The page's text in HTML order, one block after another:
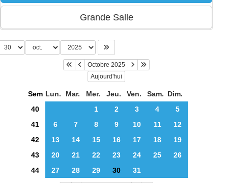
Octobre 2025
Aujourd'hui
Sem Lun. Mar. Mer. Jeu. Ven. Sam. Dim.
40
1 2 3 4
5
41
6 7 8 9 10 11
12
42
13 14 15 16 17 18
19
43
20 21 22 23 24 25
26
44
27 28 29 30 31